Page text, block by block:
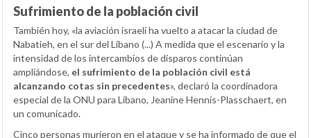
Sufrimiento de la población civil
También hoy, «la aviación israelí ha vuelto a atacar la ciudad de
Nabatieh, en el sur del Líbano (...) A medida que el escenario y la
intensidad de los intercambios de disparos continúan
ampliándose, el sufrimiento de la población civil está
alcanzando cotas sin precedentes», declaró la coordinadora
especial de la ONU para Líbano, Jeanine Hennis-Plasschaert, en
un comunicado.
Cinco personas murieron en el ataque y se ha informado de que el